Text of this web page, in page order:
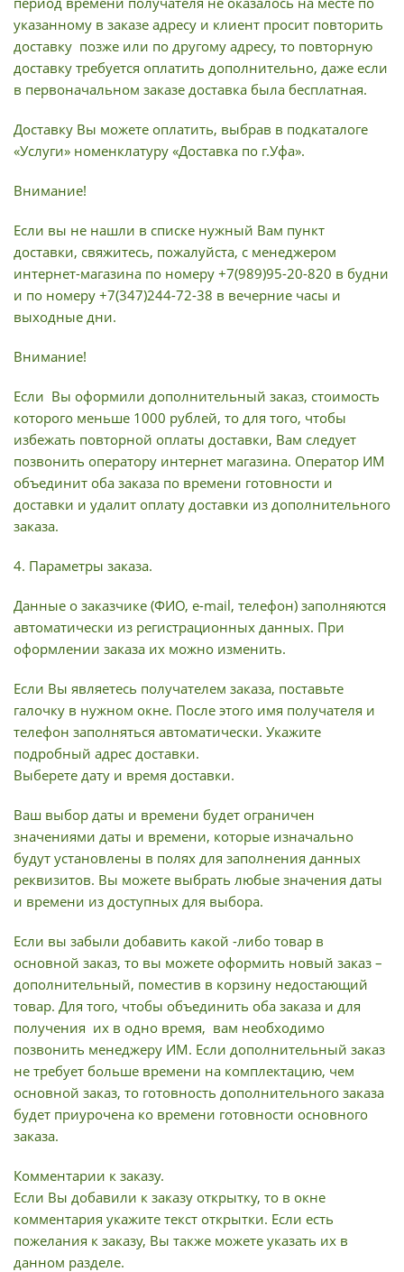
указанному в заказе адресу и клиент просит повторить
доставку позже или по другому адресу, то повторную
доставку требуется оплатить дополнительно, даже если
в первоначальном заказе доставка была бесплатная.
Доставку Вы можете оплатить, выбрав в подкаталоге
«Услуги» номенклатуру «Доставка по г.Уфа».
Внимание!
Если вы не нашли в списке нужный Вам пункт
доставки, свяжитесь, пожалуйста, с менеджером
интернет-магазина по номеру +7(989)95-20-820 в будни
и по номеру +7(347)244-72-38 в вечерние часы и
выходные дни.
Внимание!
Если Вы оформили дополнительный заказ, стоимость
которого меньше 1000 рублей, то для того, чтобы
избежать повторной оплаты доставки, Вам следует
позвонить оператору интернет магазина. Оператор ИМ
объединит оба заказа по времени готовности и
доставки и удалит оплату доставки из дополнительного
заказа.
4. Параметры заказа.
Данные о заказчике (ФИО, e-mail, телефон) заполняются
автоматически из регистрационных данных. При
оформлении заказа их можно изменить.
Если Вы являетесь получателем заказа, поставьте
галочку в нужном окне. После этого имя получателя и
телефон заполняться автоматически. Укажите
подробный адрес доставки.
Выберете дату и время доставки.
Ваш выбор даты и времени будет ограничен
значениями даты и времени, которые изначально
будут установлены в полях для заполнения данных
реквизитов. Вы можете выбрать любые значения даты
и времени из доступных для выбора.
Если вы забыли добавить какой -либо товар в
основной заказ, то вы можете оформить новый заказ –
дополнительный, поместив в корзину недостающий
товар. Для того, чтобы объединить оба заказа и для
получения их в одно время, вам необходимо
позвонить менеджеру ИМ. Если дополнительный заказ
не требует больше времени на комплектацию, чем
основной заказ, то готовность дополнительного заказа
будет приурочена ко времени готовности основного
заказа.
Комментарии к заказу.
Если Вы добавили к заказу открытку, то в окне
комментария укажите текст открытки. Если есть
пожелания к заказу, Вы также можете указать их в
данном разделе.